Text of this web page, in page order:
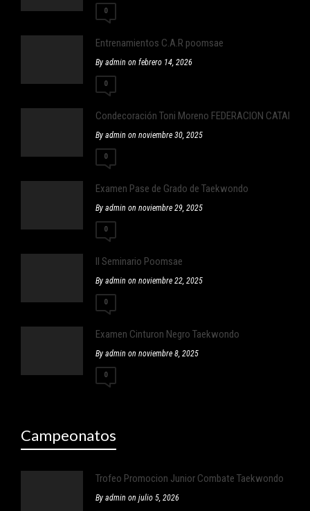
0
Entrenamientos C.A.R poomsae
By admin on febrero 14, 2026
0
Condecoración Toni Moreno FEDERACION
By admin on noviembre 30, 2025
0
Examen Pase de Grado de Taekwondo
By admin on noviembre 29, 2025
0
II Seminario Poomsae
By admin on noviembre 22, 2025
0
Examen Cinturon Negro Taekwondo
By admin on noviembre 8, 2025
0
Campeonatos
Trofeo Promocion Junior Combate Taekwondo
By admin on julio 5, 2026